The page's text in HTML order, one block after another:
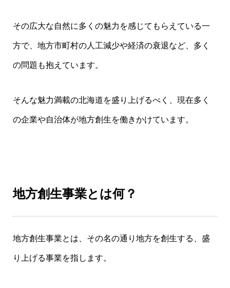
その広大な自然に多くの魅力を感じてもらえている一
方で、地方市町村の人工減少や経済の衰退など、多く
の問題も抱えています。
そんな魅力満載の北海道を盛り上げるべく、現在多く
の企業や自治体が地方創生を働きかけています。
地方創生事業とは何？
地方創生事業とは、その名の通り地方を創生する、盛
り上げる事業を指します。